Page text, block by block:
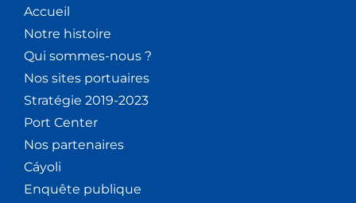
Accueil
Notre histoire
Qui sommes-nous ?
Nos sites portuaires
Stratégie 2019-2023
Port Center
Nos partenaires
Cáyoli
Enquête publique